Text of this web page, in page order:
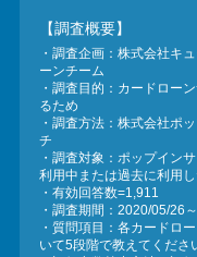
【調査概要】
・調査企画：株式会社
ーンチーム
・調査目的：カードロー
るため
・調査方法：株式会社ポ
チ
・調査対象：ポップイン
利用中または過去に利用
・有効回答数=1,911
・調査期間：2020/05/26
・質問項目：各カードロ
いて5段階で教えてくださ